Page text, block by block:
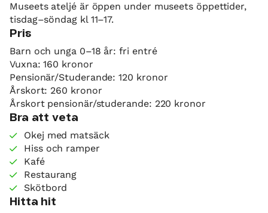
Museets ateljé är öppen under museets öppettider,
tisdag–söndag kl 11–17.
Pris
Barn och unga 0–18 år: fri entré
Vuxna: 160 kronor
Pensionär/Studerande: 120 kronor
Årskort: 260 kronor
Årskort pensionär/studerande: 220 kronor
Bra att veta
Okej med matsäck
Hiss och ramper
Kafé
Restaurang
Skötbord
Hitta hit